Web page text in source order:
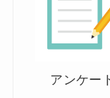
アンケー